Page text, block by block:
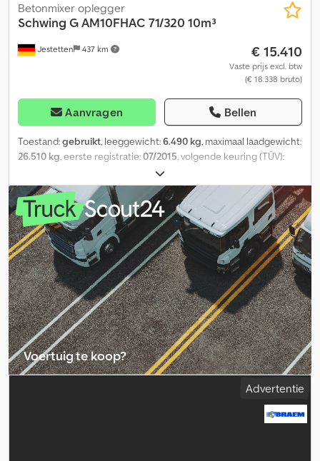
Jestetten 437 km
Betonmixer oplegger
Schwing G AM10FHAC 71/320 10m³
€ 15.410
Vaste prijs excl. btw
(€ 18.338 bruto)
Aanvragen Bellen
Toestand:gebruikt, leeggewicht:6.490 kg, maximaal laadgewicht:
26.510 kg, eerste registratie:07/2015, volgende keuring (TÜV):
25.500 mm
bedrijfsklaar gewicht:33.000 kg,
Voertuig te koop?
Advertentie